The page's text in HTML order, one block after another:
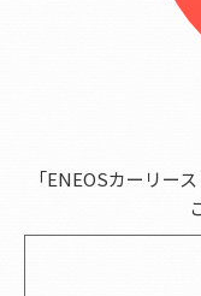
「ENEOSカーリー